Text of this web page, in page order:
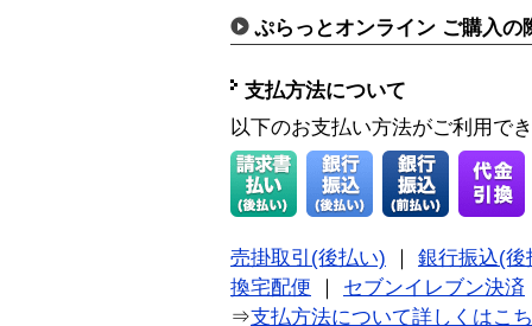
ぷらっとオンライン ご購入の
支払方法について
以下のお支払い方法がご利用で
売掛取引(後払い)
銀行振込(後
換宅配便
セブンイレブン決済
⇒支払方法について詳しくはこ